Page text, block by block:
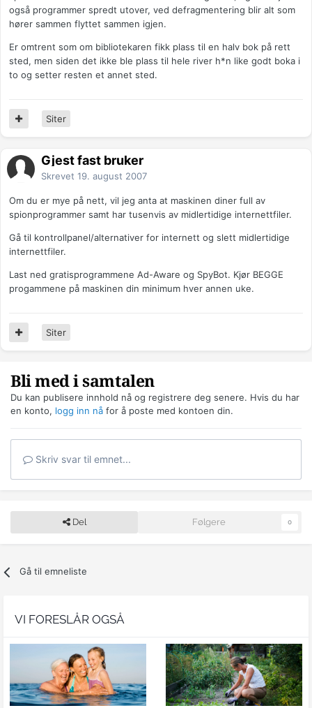
også programmer spredt utover, ved defragmentering blir alt som
hører sammen flyttet sammen igjen.
Er omtrent som om bibliotekaren fikk plass til en halv bok på rett
sted, men siden det ikke ble plass til hele river h*n like godt boka i
to og setter resten et annet sted.
Siter
Gjest fast bruker
Skrevet 19. august 2007
Om du er mye på nett, vil jeg anta at maskinen diner full av
spionprogrammer samt har tusenvis av midlertidige internettfiler.
Gå til kontrollpanel/alternativer for internett og slett midlertidige
internettfiler.
Last ned gratisprogrammene Ad-Aware og SpyBot. Kjør BEGGE
progammene på maskinen din minimum hver annen uke.
Siter
Bli med i samtalen
Du kan publisere innhold nå og registrere deg senere. Hvis du har
en konto, logg inn nå for å poste med kontoen din.
Skriv svar til emnet...
Del Følgere 0
Gå til emneliste
VI FORESLÅR OGSÅ